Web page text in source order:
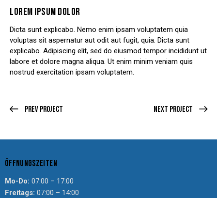
LOREM IPSUM DOLOR
Dicta sunt explicabo. Nemo enim ipsam voluptatem quia
voluptas sit aspernatur aut odit aut fugit, quia. Dicta sunt
explicabo. Adipiscing elit, sed do eiusmod tempor incididunt ut
labore et dolore magna aliqua. Ut enim minim veniam quis
nostrud exercitation ipsam voluptatem.
Prev Project Next Project
ÖFFNUNGSZEITEN
Mo-Do: 07:00 – 17:00
Freitags: 07:00 – 14:00